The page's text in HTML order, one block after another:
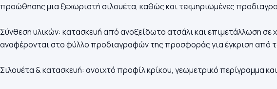
προώθησης μια ξεχωριστή σιλουέτα, καθώς και τεκμηριωμένες
Σύνθεση υλικών: κατασκευή από ανοξείδωτο ατσάλι και επιμετάλλωση σε
αναφέρονται στο φύλλο προδιαγραφών της προσφοράς για έγκριση από
Σιλουέτα & κατασκευή: ανοιχτό προφίλ κρίκου, γεωμετρικό περίγραμμα